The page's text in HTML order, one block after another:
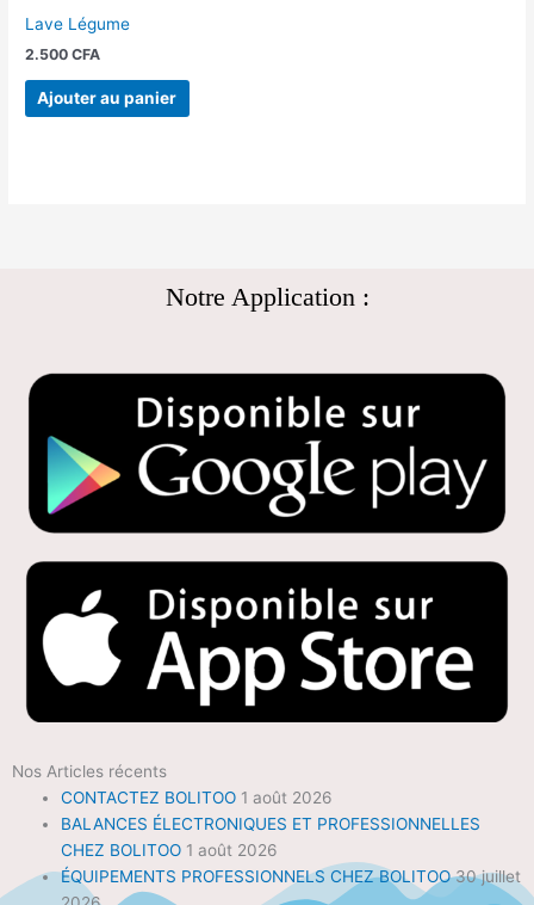
Lave Légume
2.500CFA
Ajouter au panier
Notre Application :
Nos Articles récents
CONTACTEZ BOLITOO 1 août 2026
BALANCES ÉLECTRONIQUES ET PROFESSIONNELLES
CHEZ BOLITOO 1 août 2026
ÉQUIPEMENTS PROFESSIONNELS CHEZ BOLITOO 30 juillet